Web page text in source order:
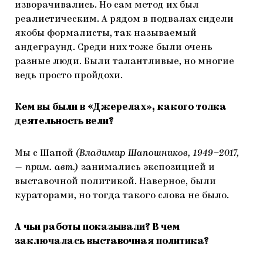
изворачивались. Но сам метод их был
реалистическим. А рядом в подвалах сидели
якобы формалисты, так называемый
андеграунд. Среди них тоже были очень
разные люди. Были талантливые, но многие
ведь просто пройдохи.
Кем вы были в «Джерелах», какого толка
деятельность вели?
Мы с Шапой (Владимир Шапошников, 1949–2017,
— прим. авт.) занимались экспозицией и
выставочной политикой. Наверное, были
кураторами, но тогда такого слова не было.
А чьи работы показывали? В чем
заключалась выставочная политика?